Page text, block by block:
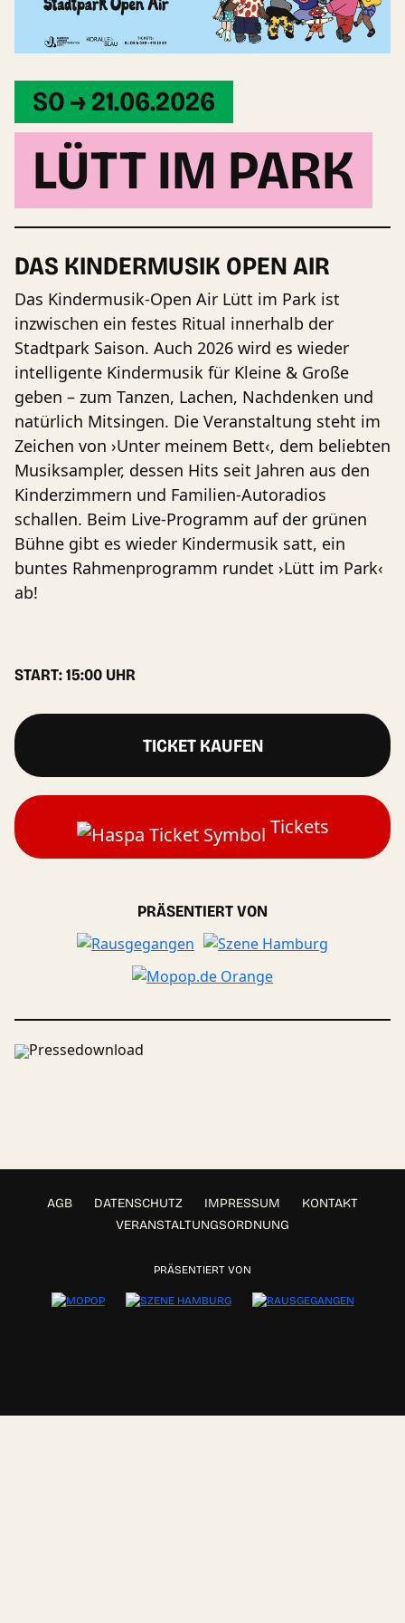
SO → 21.06.2026
LÜTT IM PARK
DAS KINDERMUSIK OPEN AIR
Das Kindermusik-Open Air Lütt im Park ist
inzwischen ein festes Ritual innerhalb der
Stadtpark Saison. Auch 2026 wird es wieder
intelligente Kindermusik für Kleine & Große
geben – zum Tanzen, Lachen, Nachdenken und
natürlich Mitsingen. Die Veranstaltung steht im
Zeichen von ›Unter meinem Bett‹, dem beliebten
Musiksampler, dessen Hits seit Jahren aus den
Kinderzimmern und Familien-Autoradios
schallen. Beim Live-Programm auf der grünen
Bühne gibt es wieder Kindermusik satt, ein
buntes Rahmenprogramm rundet ›Lütt im Park‹
ab!
START: 15:00 UHR
TICKET KAUFEN
Tickets
PRÄSENTIERT VON
Pressedownload
AGB DATENSCHUTZ IMPRESSUM
KONTAKT
VERANSTALTUNGSORDNUNG
PRÄSENTIERT VON